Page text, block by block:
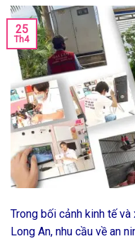
25
Th4
Trong bối cảnh kinh tế
Long An, nhu cầu về an